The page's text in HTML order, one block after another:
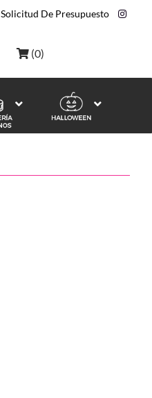
Solicitud De Presupuesto
(0)